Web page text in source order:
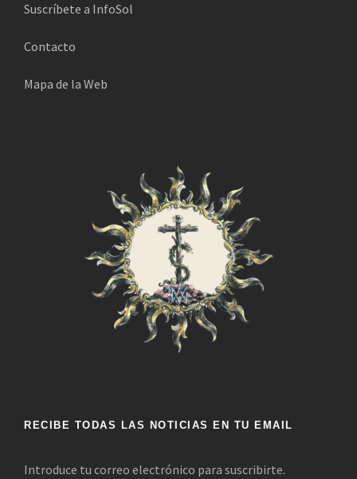
Suscríbete a InfoSol
Contacto
Mapa de la Web
RECIBE TODAS LAS NOTICIAS EN TU EMAIL
Introduce tu correo electrónico para suscribirte.